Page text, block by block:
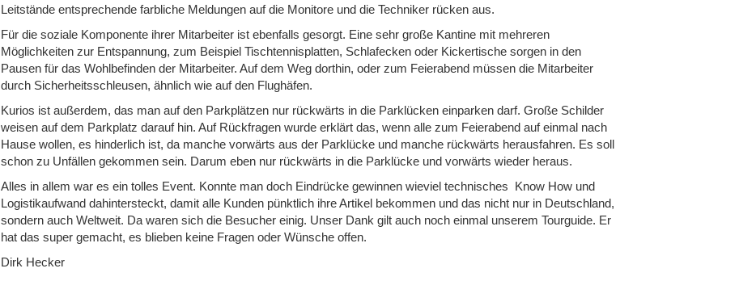
Leitstände entsprechende farbliche Meldungen auf die Monitore und die Techniker rücken aus.
Für die soziale Komponente ihrer Mitarbeiter ist ebenfalls gesorgt. Eine sehr große Kantine mit mehreren
Möglichkeiten zur Entspannung, zum Beispiel Tischtennisplatten, Schlafecken oder Kickertische sorgen in den
Pausen für das Wohlbefinden der Mitarbeiter. Auf dem Weg dorthin, oder zum Feierabend müssen die Mitarbeiter
durch Sicherheitsschleusen, ähnlich wie auf den Flughäfen.
Kurios ist außerdem, das man auf den Parkplätzen nur rückwärts in die Parklücken einparken darf. Große Schilder
weisen auf dem Parkplatz darauf hin. Auf Rückfragen wurde erklärt das, wenn alle zum Feierabend auf einmal nach
Hause wollen, es hinderlich ist, da manche vorwärts aus der Parklücke und manche rückwärts herausfahren. Es soll
schon zu Unfällen gekommen sein. Darum eben nur rückwärts in die Parklücke und vorwärts wieder heraus.
Alles in allem war es ein tolles Event. Konnte man doch Eindrücke gewinnen wieviel technisches Know How und
Logistikaufwand dahintersteckt, damit alle Kunden pünktlich ihre Artikel bekommen und das nicht nur in Deutschland,
sondern auch Weltweit. Da waren sich die Besucher einig. Unser Dank gilt auch noch einmal unserem Tourguide. Er
hat das super gemacht, es blieben keine Fragen oder Wünsche offen.
Dirk Hecker